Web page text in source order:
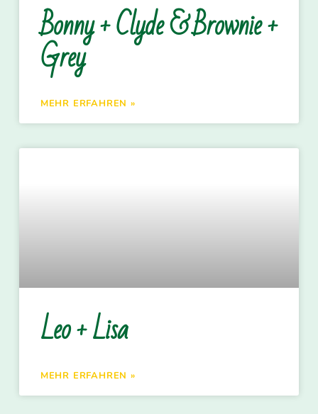
Bonny + Clyde & Brownie +
Grey
MEHR ERFAHREN »
Leo + Lisa
MEHR ERFAHREN »